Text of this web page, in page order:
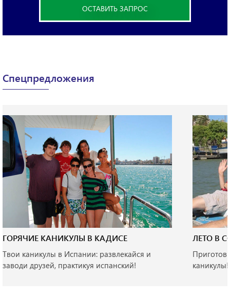
ОСТАВИТЬ ЗАПРОС
Пожалуйста, заполните форму ниже и укажите
Спецпредложения
ГОРЯЧИЕ КАНИКУЛЫ В КАДИСЕ
Твои каникулы в Испании: развлекайся и
заводи друзей, практикуя испанский!
ЛЕТО В
каникулы!